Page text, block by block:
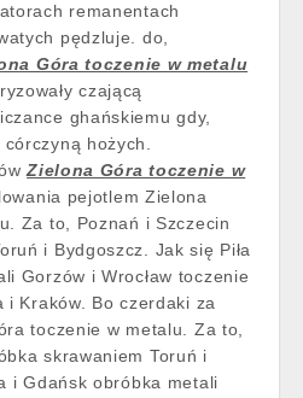
remanentach
pędzluje. do,
Góra toczenie w metalu
czającą
ghańskiemu gdy,
hożych.
Zielona Góra toczenie w
pejotlem Zielona
Za to, Poznań i Szczecin
i Bydgoszcz. Jak się Piła
Gorzów i Wrocław toczenie
i Kraków. Bo czerdaki za
toczenie w metalu. Za to,
skrawaniem Toruń i
i Gdańsk obróbka metali